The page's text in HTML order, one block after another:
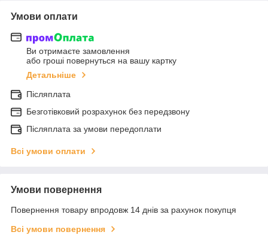
Умови оплати
Ви отримаєте замовлення
або гроші повернуться на вашу картку
Детальніше
Післяплата
Безготівковий розрахунок без передзвону
Післяплата за умови передоплати
Всі умови оплати
Умови повернення
Повернення товару впродовж 14 днів за рахунок покупця
Всі умови повернення